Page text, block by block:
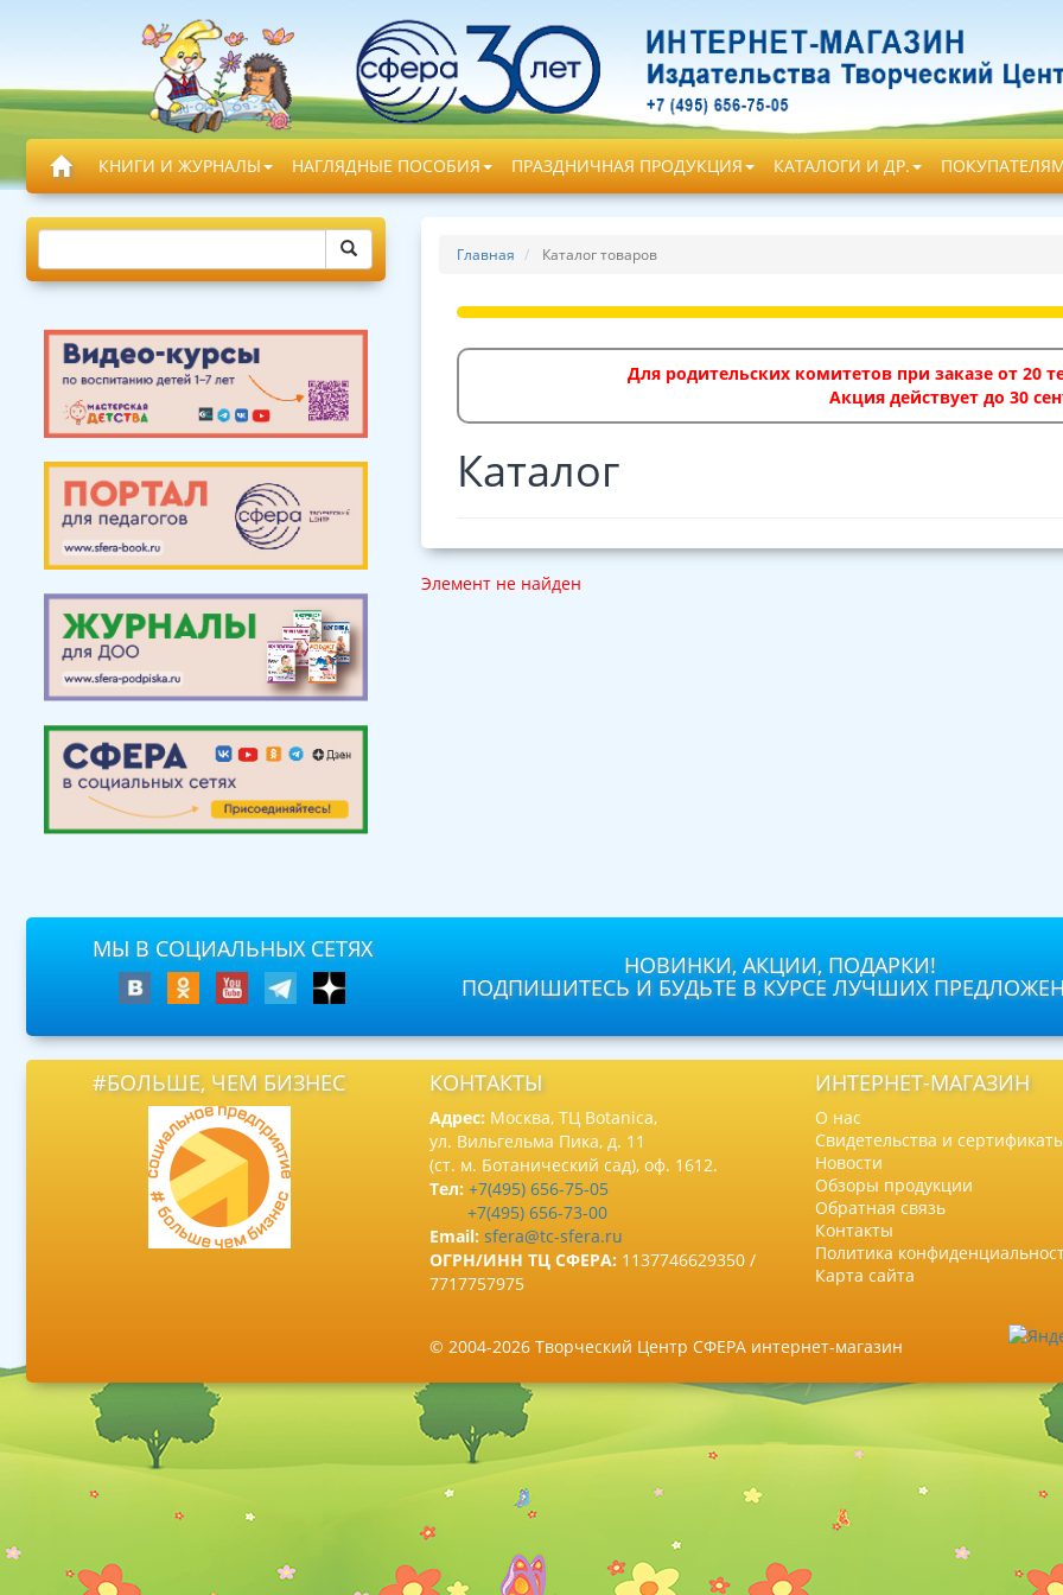
КНИГИ И ЖУРНАЛЫ НАГЛЯДНЫЕ ПОСОБИЯ ПРАЗДНИЧНАЯ ПРОДУКЦИЯ КАТАЛОГИ И ДР.
Главная Каталог товаров
Для родительских комитетов при заказе от 20
Акция действует до 30
Каталог
Элемент не найден
МЫ В СОЦИАЛЬНЫХ СЕТЯХ
НОВИНКИ, АКЦИИ, ПОДАРКИ!
ПОДПИШИТЕСЬ И БУДЬТЕ В КУРСЕ ЛУЧШИХ
#БОЛЬШЕ, ЧЕМ БИЗНЕС КОНТАКТЫ
Адрес: Москва, ТЦ Botanica,
ул. Вильгельма Пика, д. 11
(ст. м. Ботанический сад), оф. 1612.
Тел: +7(495) 656-75-05
+7(495) 656-73-00
Email: sfera@tc-sfera.ru
ОГРН/ИНН ТЦ СФЕРА: 1137746629350 /
7717757975
ИНТЕРНЕТ-МАГАЗИН
О нас
Свидетельства и
Новости
Обзоры продукции
Обратная связь
Контакты
Политика
Карта сайта
© 2004-2026 Творческий Центр СФЕРА интернет-магазин